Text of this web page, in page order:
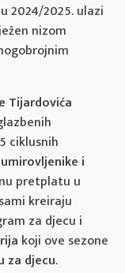
2024/2025. ulazi
nizom
Tijardovića
ciklusnih
i
pretplatu u
kreiraju
za djecu i
koji ove sezone
za djecu.